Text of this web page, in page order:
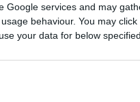
Google services and may
behaviour. You may
your data for below
μία μικρή παύση,
αποστολής. Αφού
και έδωσε μία
όλους τους